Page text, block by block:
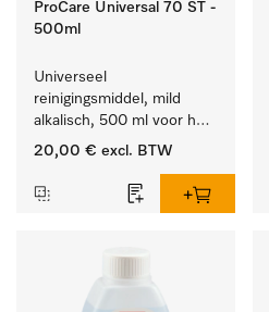
ProCare Universal 70 ST -
500ml
Universeel
reinigingsmiddel, mild
alkalisch, 500 ml voor het
behoedzaam verwijderen
20,00 € excl. BTW